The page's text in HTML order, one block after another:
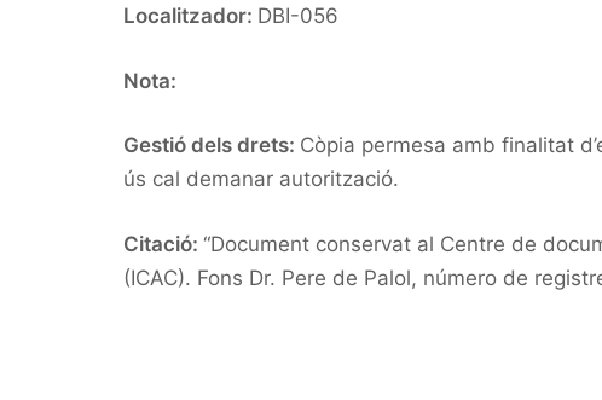
Localitzador: DBI-056
Nota:
Gestió dels drets: Còpia permesa amb finalitat
ús cal demanar autorització.
Citació: “Document conservat al Centre de
(ICAC). Fons Dr. Pere de Palol, número de